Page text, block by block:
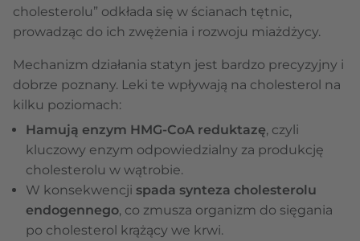
cholesterolu” odkłada się w ścianach tętnic,
prowadząc do ich zwężenia i rozwoju miażdżycy.
Mechanizm działania statyn jest bardzo precyzyjny i
dobrze poznany. Leki te wpływają na cholesterol na
kilku poziomach:
Hamują enzym HMG-CoA reduktazę, czyli
kluczowy enzym odpowiedzialny za produkcję
cholesterolu w wątrobie.
W konsekwencji spada synteza cholesterolu
endogennego, co zmusza organizm do sięgania
po cholesterol krążący we krwi.